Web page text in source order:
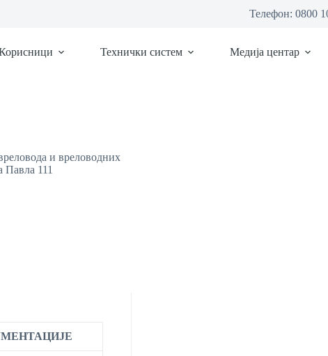
Телефон: 0800
Технички систем Медија центар
и вреловодних
Павла 111